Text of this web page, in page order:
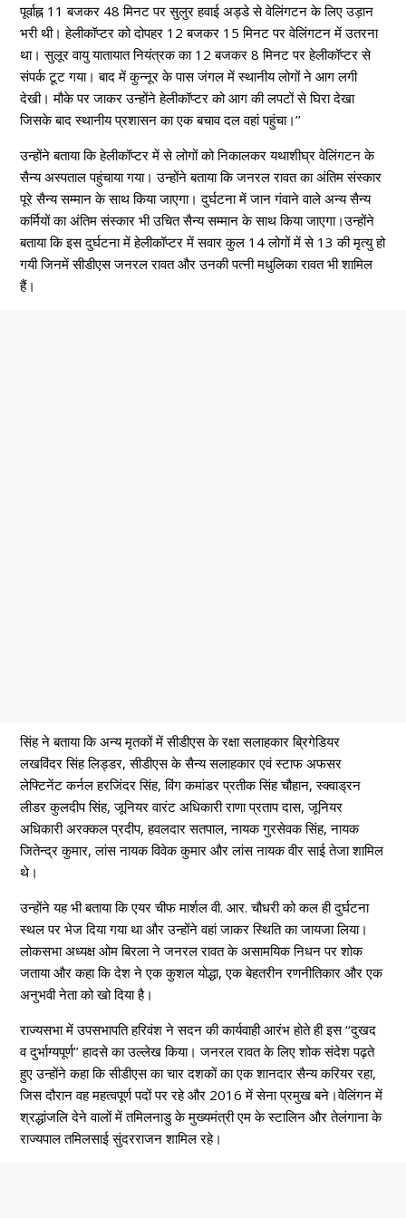
पूर्वाह्न 11 बजकर 48 मिनट पर सुलुर हवाई अड्डे से वेलिंगटन के लिए उड़ान
भरी थी। हेलीकॉप्टर को दोपहर 12 बजकर 15 मिनट पर वेलिंगटन में उतरना
था। सुलूर वायु यातायात नियंत्रक का 12 बजकर 8 मिनट पर हेलीकॉप्टर से
संपर्क टूट गया। बाद में कुन्नूर के पास जंगल में स्थानीय लोगों ने आग लगी
देखी। मौके पर जाकर उन्होंने हेलीकॉप्टर को आग की लपटों से घिरा देखा
जिसके बाद स्थानीय प्रशासन का एक बचाव दल वहां पहुंचा।’’
उन्होंने बताया कि हेलीकॉप्टर में से लोगों को निकालकर यथाशीघ्र वेलिंगटन के
सैन्य अस्पताल पहुंचाया गया। उन्होंने बताया कि जनरल रावत का अंतिम संस्कार
पूरे सैन्य सम्मान के साथ किया जाएगा। दुर्घटना में जान गंवाने वाले अन्य सैन्य
कर्मियों का अंतिम संस्कार भी उचित सैन्य सम्मान के साथ किया जाएगा।उन्होंने
बताया कि इस दुर्घटना में हेलीकॉप्टर में सवार कुल 14 लोगों में से 13 की मृत्यु हो
गयी जिनमें सीडीएस जनरल रावत और उनकी पत्नी मधुलिका रावत भी शामिल
हैं।
सिंह ने बताया कि अन्य मृतकों में सीडीएस के रक्षा सलाहकार ब्रिगेडियर
लखविंदर सिंह लिड्डर, सीडीएस के सैन्य सलाहकार एवं स्टाफ अफसर
लेफ्टिनेंट कर्नल हरजिंदर सिंह, विंग कमांडर प्रतीक सिंह चौहान, स्क्वाड्रन
लीडर कुलदीप सिंह, जूनियर वारंट अधिकारी राणा प्रताप दास, जूनियर
अधिकारी अरक्कल प्रदीप, हवलदार सतपाल, नायक गुरसेवक सिंह, नायक
जितेन्द्र कुमार, लांस नायक विवेक कुमार और लांस नायक वीर साई तेजा शामिल
थे।
उन्होंने यह भी बताया कि एयर चीफ मार्शल वी. आर. चौधरी को कल ही दुर्घटना
स्थल पर भेज दिया गया था और उन्होंने वहां जाकर स्थिति का जायजा लिया।
लोकसभा अध्यक्ष ओम बिरला ने जनरल रावत के असामयिक निधन पर शोक
जताया और कहा कि देश ने एक कुशल योद्धा, एक बेहतरीन रणनीतिकार और एक
अनुभवी नेता को खो दिया है।
राज्यसभा में उपसभापति हरिवंश ने सदन की कार्यवाही आरंभ होते ही इस ‘‘दुखद
व दुर्भाग्यपूर्ण’’ हादसे का उल्लेख किया। जनरल रावत के लिए शोक संदेश पढ़ते
हुए उन्होंने कहा कि सीडीएस का चार दशकों का एक शानदार सैन्य करियर रहा,
जिस दौरान वह महत्वपूर्ण पदों पर रहे और 2016 में सेना प्रमुख बने।वेलिंगन में
श्रद्धांजलि देने वालों में तमिलनाडु के मुख्यमंत्री एम के स्टालिन और तेलंगाना के
राज्यपाल तमिलसाई सुंदरराजन शामिल रहे।